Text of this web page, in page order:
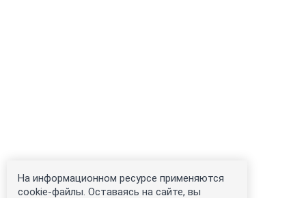
На информационном ресурсе применяются
cookie-файлы. Оставаясь на сайте, вы